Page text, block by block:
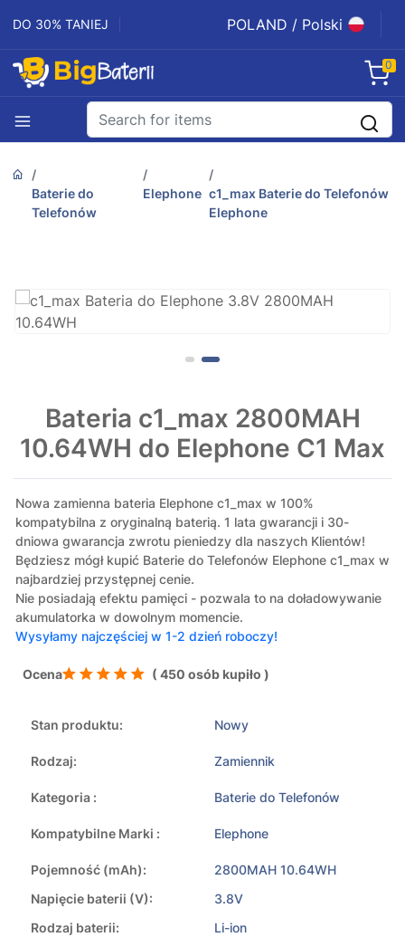
DO 30% TANIEJ POLAND / Polski
0
Baterie do
Telefonów
Elephone c1_max Baterie do Telefonów
Elephone
Bateria c1_max 2800MAH
10.64WH do Elephone C1 Max
Nowa zamienna bateria Elephone c1_max w 100%
kompatybilna z oryginalną baterią. 1 lata gwarancji i 30-
dniowa gwarancja zwrotu pieniedzy dla naszych Klientów!
Będziesz mógł kupić Baterie do Telefonów Elephone c1_max w
najbardziej przystępnej cenie.
Nie posiadają efektu pamięci - pozwala to na doładowywanie
akumulatorka w dowolnym momencie.
Wysyłamy najczęściej w 1-2 dzień roboczy!
Ocena ( 450 osób kupiło )
Stan produktu: Nowy
Rodzaj: Zamiennik
Kategoria : Baterie do Telefonów
Kompatybilne Marki : Elephone
Pojemność (mAh):
2800MAH 10.64WH
Napięcie baterii (V):
3.8V
Rodzaj baterii:
Li-ion